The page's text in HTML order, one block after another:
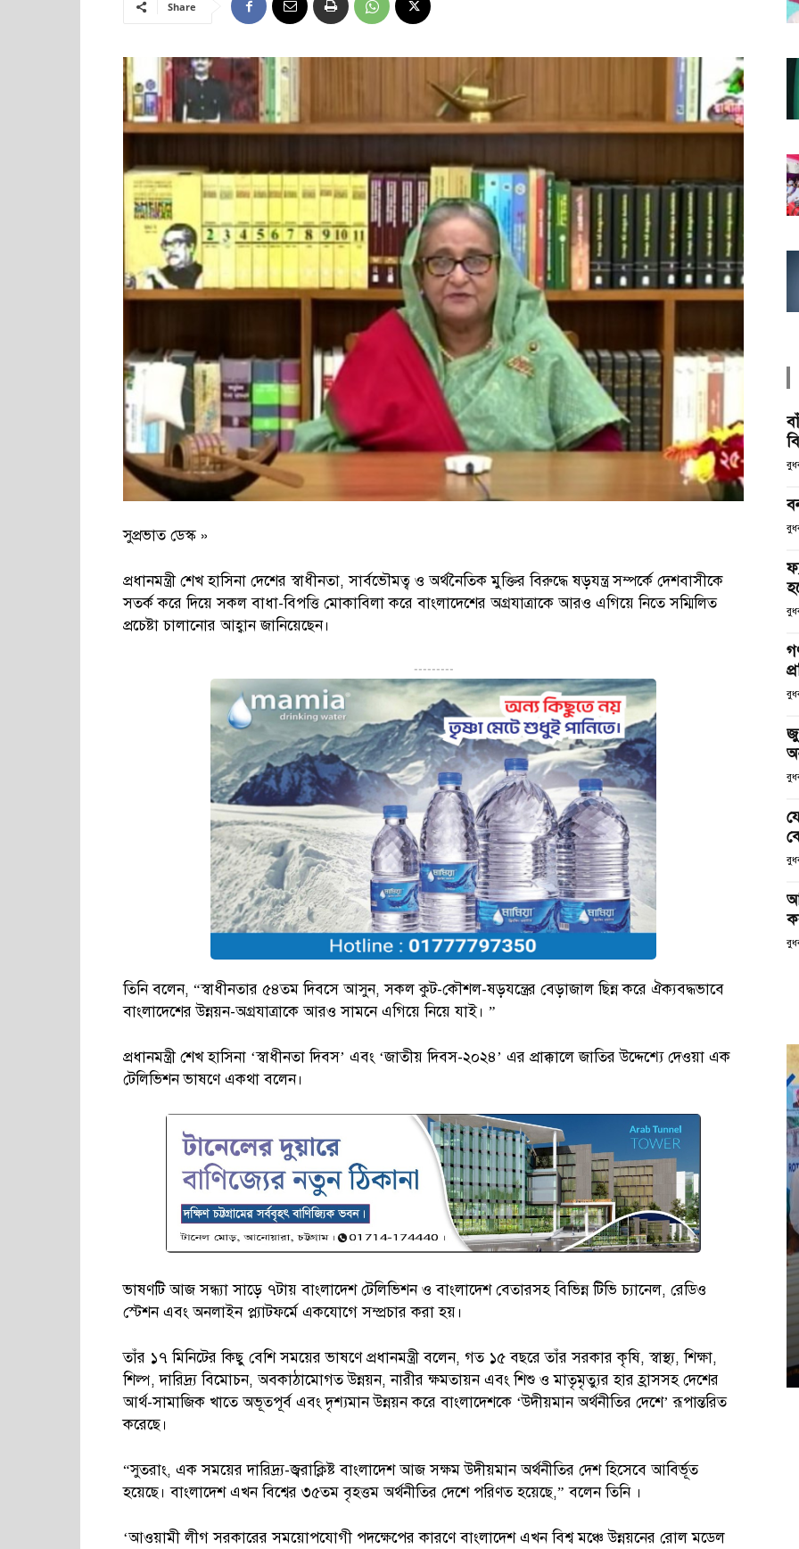
Share
সুপ্রভাত ডেস্ক »
প্রধানমন্ত্রী শেখ হাসিনা দেশের স্বাধীনতা, সার্বভৌমত্ব ও অর্থনৈতিক মুক্তির বিরুদ্ধে ষড়যন্ত্র সম্পর্কে দেশবাসীকে
সতর্ক করে দিয়ে সকল বাধা-বিপত্তি মোকাবিলা করে বাংলাদেশের অগ্রযাত্রাকে আরও এগিয়ে নিতে সম্মিলিত
প্রচেষ্টা চালানোর আহ্বান জানিয়েছেন।
---------
তিনি বলেন, “স্বাধীনতার ৫৪তম দিবসে আসুন, সকল কুট-কৌশল-ষড়যন্ত্রের বেড়াজাল ছিন্ন করে ঐক্যবদ্ধভাবে
বাংলাদেশের উন্নয়ন-অগ্রযাত্রাকে আরও সামনে এগিয়ে নিয়ে যাই। ”
প্রধানমন্ত্রী শেখ হাসিনা ‘স্বাধীনতা দিবস’ এবং ‘জাতীয় দিবস-২০২৪’ এর প্রাক্কালে জাতির উদ্দেশ্যে দেওয়া এক
টেলিভিশন ভাষণে একথা বলেন।
ভাষণটি আজ সন্ধ্যা সাড়ে ৭টায় বাংলাদেশ টেলিভিশন ও বাংলাদেশ বেতারসহ বিভিন্ন টিভি চ্যানেল, রেডিও
স্টেশন এবং অনলাইন প্ল্যাটফর্মে একযোগে সম্প্রচার করা হয়।
তাঁর ১৭ মিনিটের কিছু বেশি সময়ের ভাষণে প্রধানমন্ত্রী বলেন, গত ১৫ বছরে তাঁর সরকার কৃষি, স্বাস্থ্য, শিক্ষা,
শিল্প, দারিদ্র্য বিমোচন, অবকাঠামোগত উন্নয়ন, নারীর ক্ষমতায়ন এবং শিশু ও মাতৃমৃত্যুর হার হ্রাসসহ দেশের
আর্থ-সামাজিক খাতে অভূতপূর্ব এবং দৃশ্যমান উন্নয়ন করে বাংলাদেশকে ‘উদীয়মান অর্থনীতির দেশে’ রূপান্তরিত
করেছে।
“সুতরাং, এক সময়ের দারিদ্র্য-জ্বরাক্লিষ্ট বাংলাদেশ আজ সক্ষম উদীয়মান অর্থনীতির দেশ হিসেবে আবির্ভূত
হয়েছে। বাংলাদেশ এখন বিশ্বের ৩৫তম বৃহত্তম অর্থনীতির দেশে পরিণত হয়েছে,” বলেন তিনি ।
‘আওয়ামী লীগ সরকারের সময়োপযোগী পদক্ষেপের কারণে বাংলাদেশ এখন বিশ্ব মঞ্চে উন্নয়নের রোল মডেল